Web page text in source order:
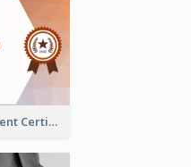
Soft Purple Gradient Certificate